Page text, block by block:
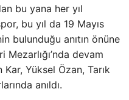
bu yana her yıl
bu yıl da 19 Mayıs
bulunduğu anıtın önüne
devam
Yüksel Özan, Tarık
anıldı.